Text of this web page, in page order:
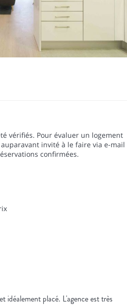
vérifiés. Pour évaluer un logement
invité à le faire via e-mail
confirmées.
idéalement placé. L'agence est très